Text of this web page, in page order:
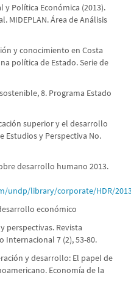
y Política Económica (2013).
MIDEPLAN. Área de Análisis
y conocimiento en Costa
política de Estado. Serie de
8. Programa Estado
superior y el desarrollo
Estudios y Perspectiva No.
desarrollo humano 2013.
library/corporate/HDR/
económico
perspectivas. Revista
Internacional 7 (2), 53-80.
y desarrollo: El papel de
Economía de la